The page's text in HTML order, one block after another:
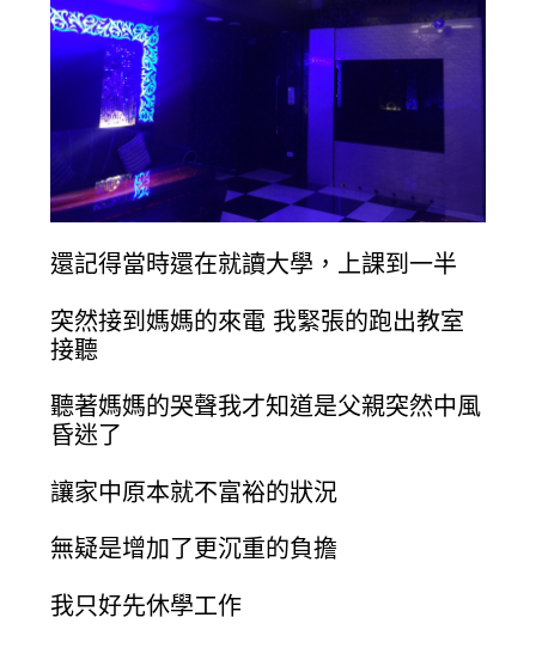
還記得當時還在就讀大學，上課到一半
突然接到媽媽的來電 我緊張的跑出教室
接聽
聽著媽媽的哭聲我才知道是父親突然中風
昏迷了
讓家中原本就不富裕的狀況
無疑是增加了更沉重的負擔
我只好先休學工作